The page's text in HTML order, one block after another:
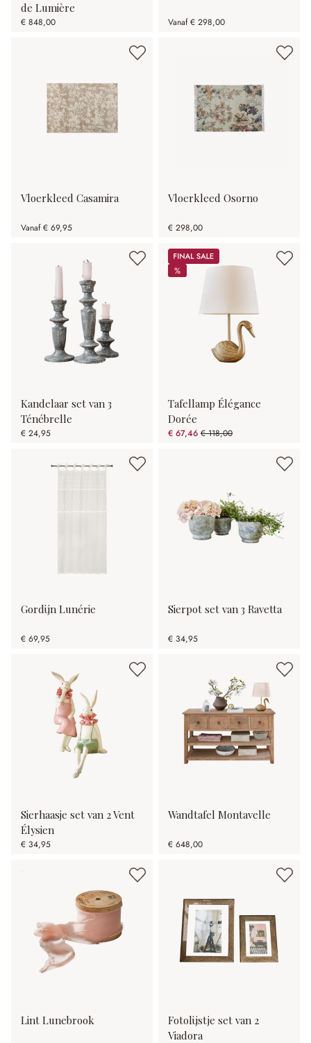
de Lumière
€ 848,00 Vanaf € 298,00
Vloerkleed Casamira
Vanaf € 69,95
Vloerkleed Osorno
€ 298,00
Kandelaar set van 3
Ténébrelle
€ 24,95
Sale
%
%
Tafellamp Élégance
Dorée
€ 67,46 € 118,00
(42.83% gespart)
Gordijn Lunérie
€ 69,95
Sierpot set van 3 Ravetta
€ 34,95
Sierhaasje set van 2 Vent
Élysien
€ 34,95
Wandtafel Montavelle
€ 648,00
Lint Lunebrook
Fotolijstje set van 2
Viadora